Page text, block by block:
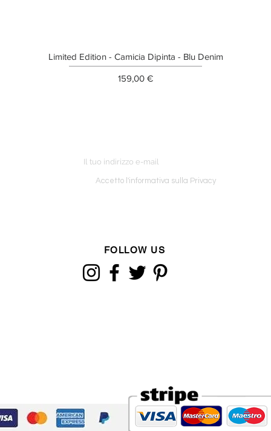
Limited Edition - Camicia Dipinta - Blu Denim
Prezzo
159,00 €
Accetto l'informativa sulla Privacy
FOLLOW US